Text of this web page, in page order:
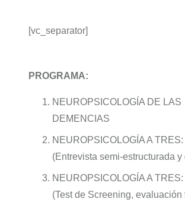
[vc_separator]
PROGRAMA:
NEUROPSICOLOGÍA DE LAS
DEMENCIAS
NEUROPSICOLOGÍA A
(Entrevista semi-estructurada y
NEUROPSICOLOGÍA A
(Test de Screening, evaluación